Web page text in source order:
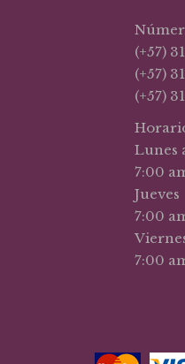
(+57)
(+57)
(+57)
Lunes
7:00
Jueves
7:00
7:00